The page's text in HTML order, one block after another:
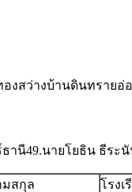
งสว่างบ้านดินทราย
นี49.นายโยธิน ธีร
มสกุล โรงเ